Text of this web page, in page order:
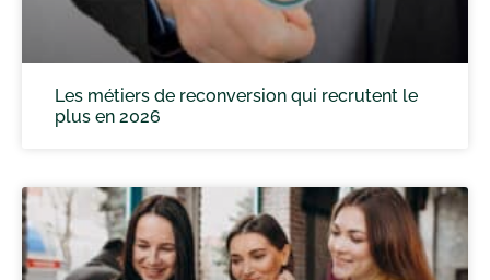
Les métiers de reconversion qui recrutent le
plus en 2026